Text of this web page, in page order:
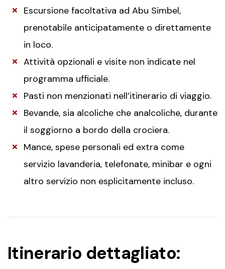
Escursione facoltativa ad Abu Simbel,
prenotabile anticipatamente o direttamente
in loco.
Attività opzionali e visite non indicate nel
programma ufficiale.
Pasti non menzionati nell’itinerario di viaggio.
Bevande, sia alcoliche che analcoliche, durante
il soggiorno a bordo della crociera.
Mance, spese personali ed extra come
servizio lavanderia, telefonate, minibar e ogni
altro servizio non esplicitamente incluso.
Itinerario dettagliato: